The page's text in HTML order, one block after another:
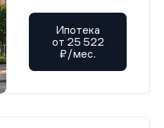
Ипотека
от 25 522
₽/мес.